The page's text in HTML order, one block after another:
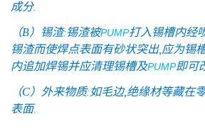
成分.
（B）锡渣:锡渣被PUMP打入锡槽内经
锡渣而使焊点表面有砂状突出,应为锡
内追加焊锡并应清理锡槽及PUMP即可
（C）外来物质:如毛边,绝缘材等藏在
表面.